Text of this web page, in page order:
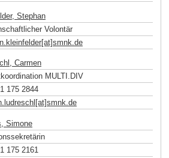
Stephan
Volontär
de
Carmen
MULTI.DIV
175 2844
.de
Simone
175 2161